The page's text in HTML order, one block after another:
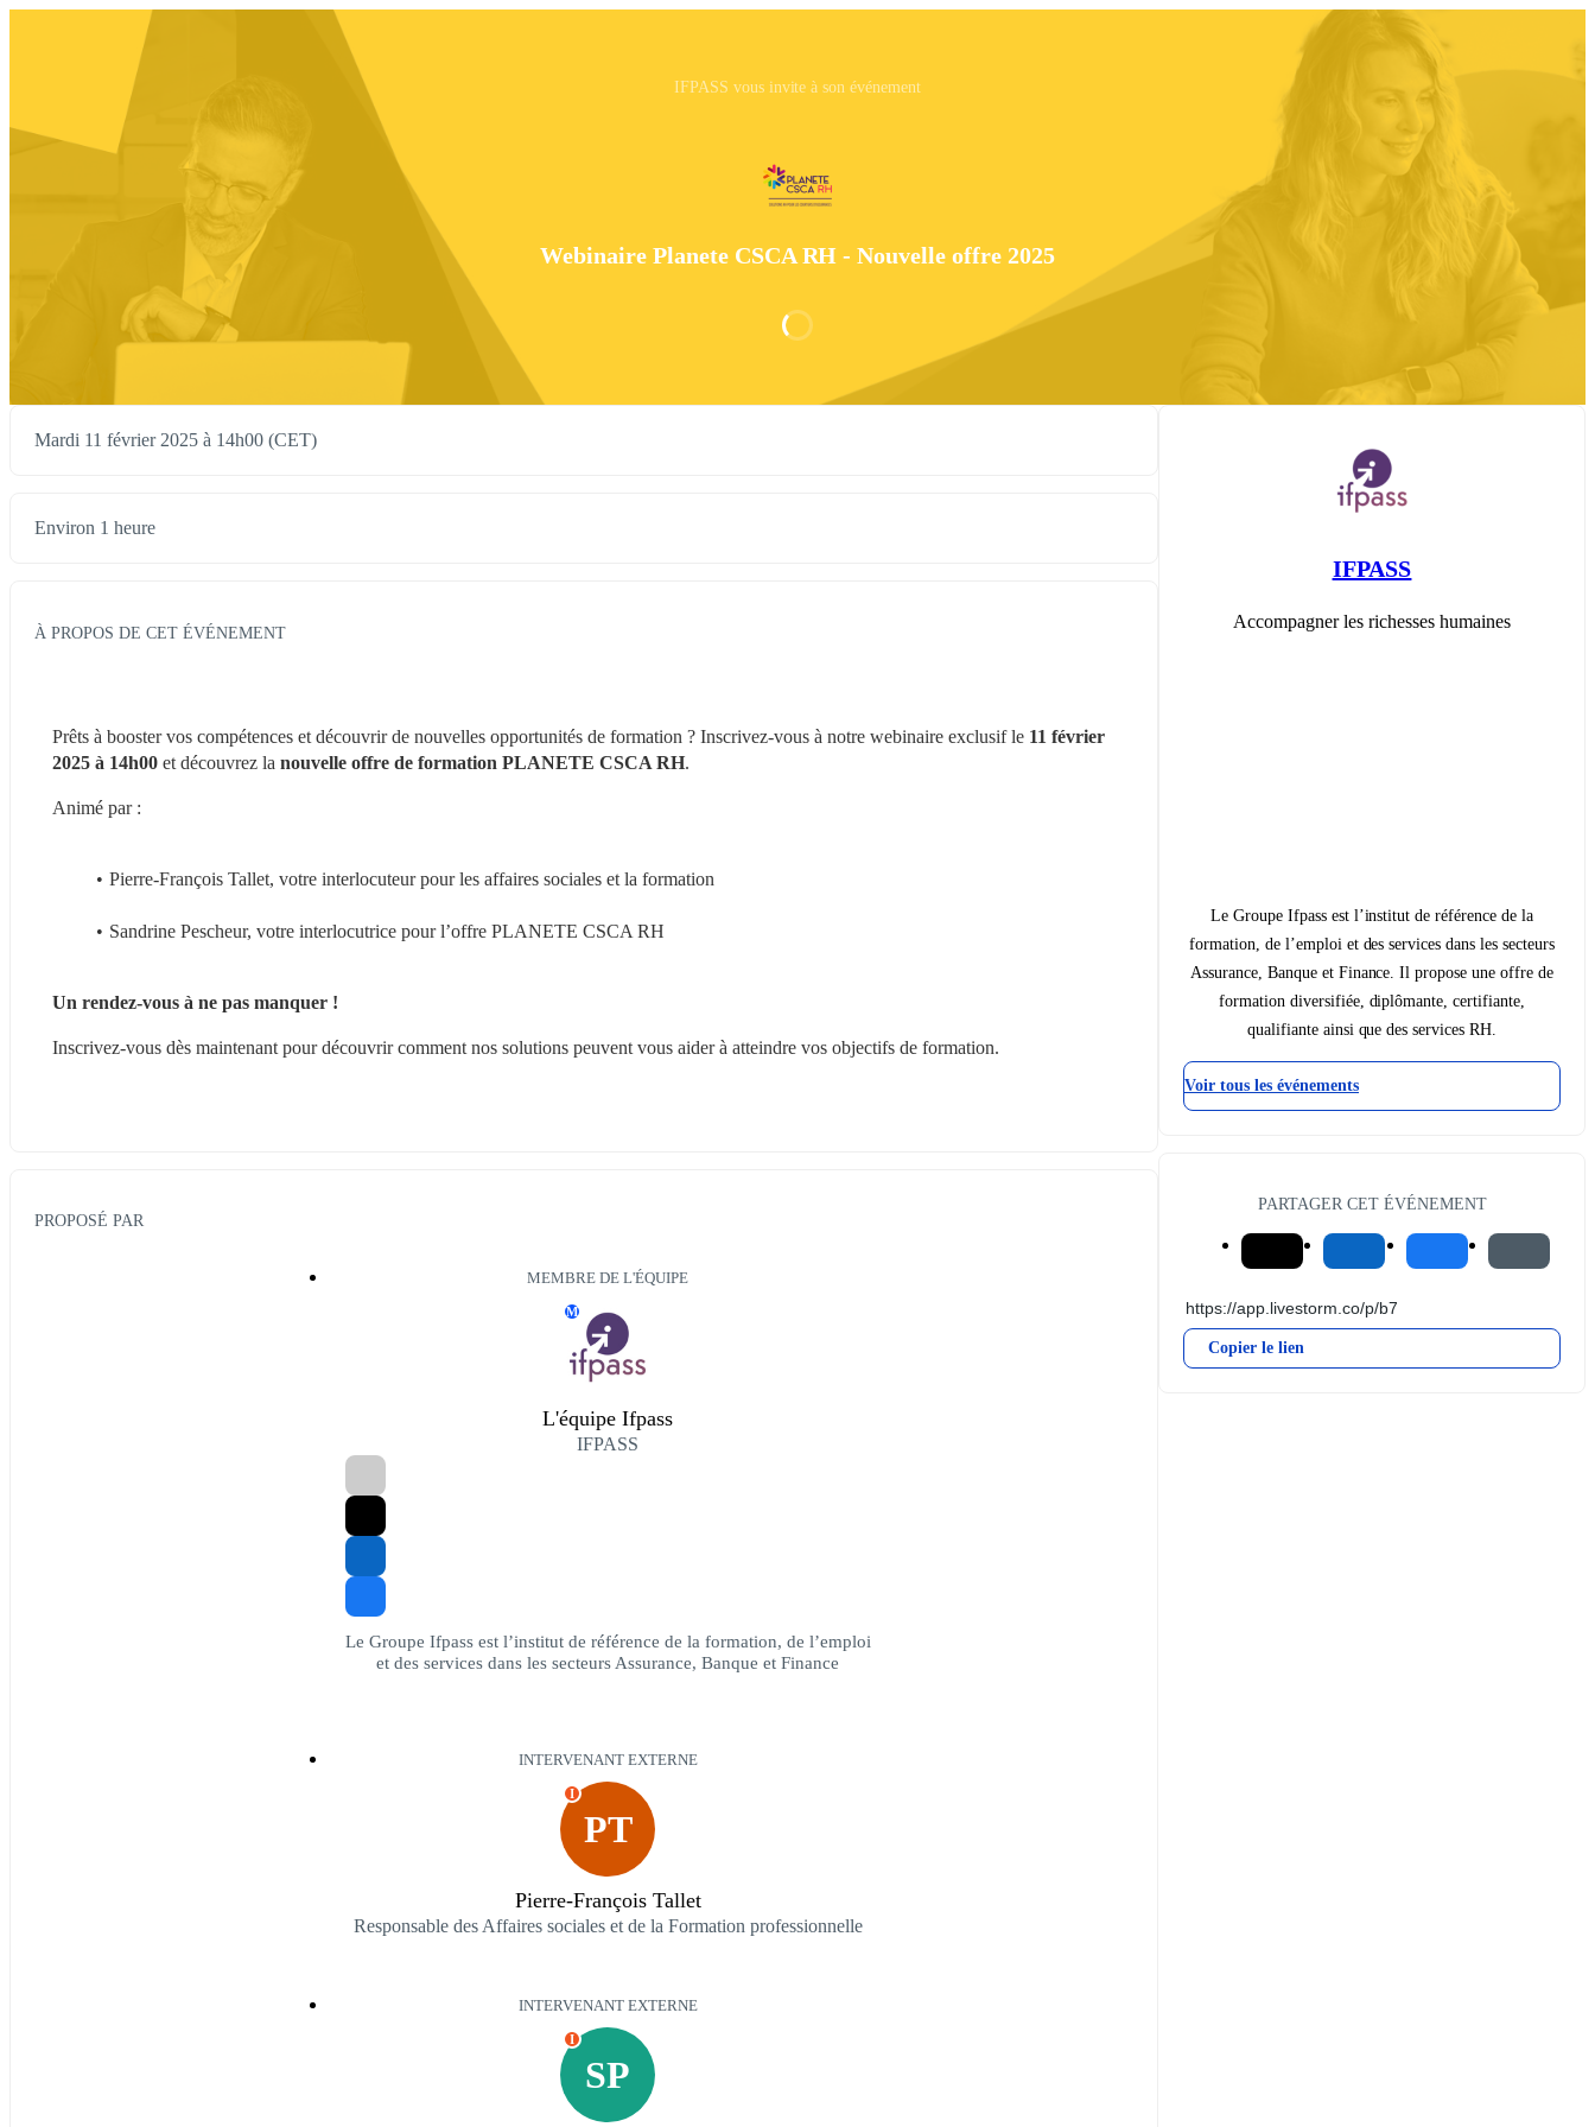
IFPASS vous invite à son événement
Webinaire Planete CSCA RH - Nouvelle offre 2025
Mardi 11 février 2025 à 14h00 (CET)
Environ 1 heure
À PROPOS DE CET ÉVÉNEMENT
Prêts à booster vos compétences et découvrir de nouvelles opportunités de formation ? Inscrivez-vous à notre webinaire exclusif le 11 février
2025 à 14h00 et découvrez la nouvelle offre de formation PLANETE CSCA RH.
Animé par :
Pierre-François Tallet, votre interlocuteur pour les affaires sociales et la formation
Sandrine Pescheur, votre interlocutrice pour l’offre PLANETE CSCA RH
Un rendez-vous à ne pas manquer !
Inscrivez-vous dès maintenant pour découvrir comment nos solutions peuvent vous aider à atteindre vos objectifs de formation.
PROPOSÉ PAR
MEMBRE DE L'ÉQUIPE
M
L'équipe Ifpass
IFPASS
Le Groupe Ifpass est l’institut de référence de la formation, de l’emploi
et des services dans les secteurs Assurance, Banque et Finance
INTERVENANT EXTERNE
PT
I
Pierre-François Tallet
Responsable des Affaires sociales et de la Formation professionnelle
INTERVENANT EXTERNE
SP
I
IFPASS
Accompagner les richesses humaines
Le Groupe Ifpass est l’institut de référence de la
formation, de l’emploi et des services dans les secteurs
Assurance, Banque et Finance. Il propose une offre de
formation diversifiée, diplômante, certifiante,
qualifiante ainsi que des services RH.
Voir tous les événements
PARTAGER CET ÉVÉNEMENT
Copier le lien